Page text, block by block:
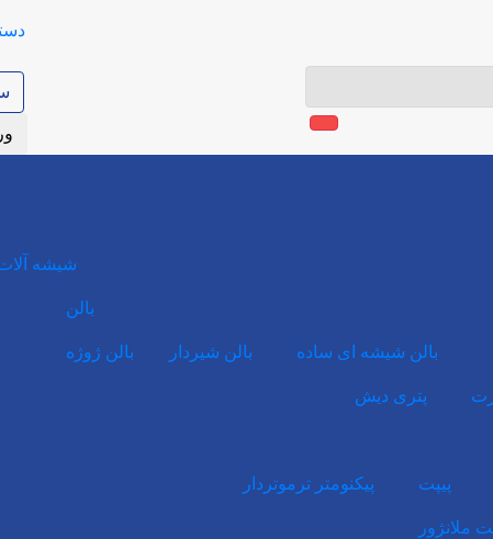
شیشه
بالن
بالن شیشه ای ساده بالن شیردار بالن ژوژه
پتری دیش
پیپت
ملانژور
پیکنومتر ترموتردار